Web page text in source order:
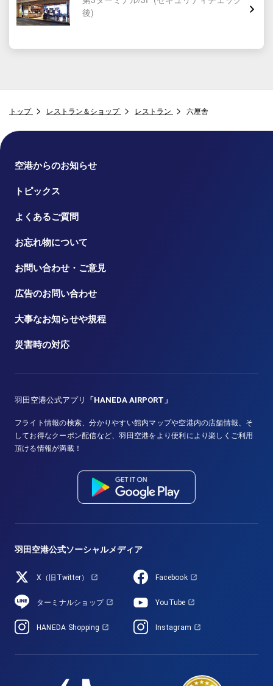
後)
トップ レストラン＆ショップ レストラン 六厘舎
空港からのお知らせ
トピックス
よくあるご質問
お忘れ物について
お問い合わせ・ご意見
広告のお問い合わせ
大事なお知らせや規程
災害時の対応
羽田空港公式アプリ 「HANEDA AIRPORT」
フライト情報の検索、分かりやすい館内マップや空港内の店舗情報、そ
してお得なクーポン配信など、羽田空港をより便利により楽しくご利用
頂ける情報が満載！
羽田空港公式ソーシャルメディア
X（旧Twitter） Facebook
ターミナルショップ YouTube
HANEDA Shopping Instagram